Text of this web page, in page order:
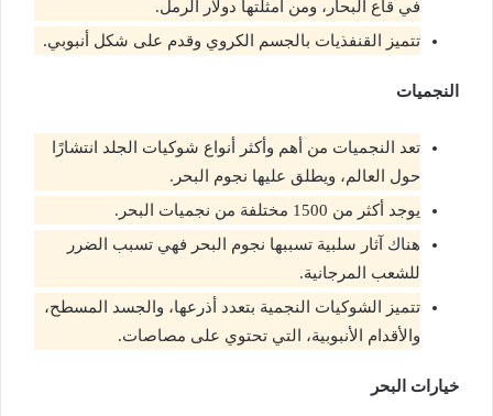
في قاع البحار، ومن أمثلتها دولار الرمل.
تتميز القنفذيات بالجسم الكروي وقدم على شكل أنبوبي.
النجميات
تعد النجميات من أهم وأكثر أنواع شوكيات الجلد انتشارًا
حول العالم، ويطلق عليها نجوم البحر.
يوجد أكثر من 1500 مختلفة من نجميات البحر.
هناك آثار سلبية تسببها نجوم البحر فهي تسبب الضرر
للشعب المرجانية.
تتميز الشوكيات النجمية بتعدد أذرعها، والجسد المسطح،
والأقدام الأنبوبية، التي تحتوي على مصاصات.
خيارات البحر